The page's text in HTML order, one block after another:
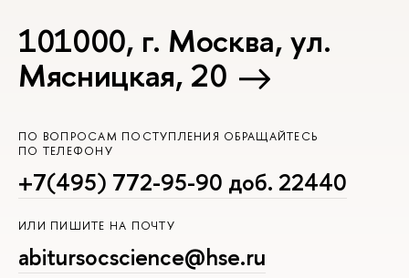
101000, г. Москва, ул.
Мясницкая, 20
ПО ВОПРОСАМ ПОСТУПЛЕНИЯ ОБРАЩАЙТЕСЬ
ПО ТЕЛЕФОНУ
+7(495) 772-95-90 доб. 22440
ИЛИ ПИШИТЕ НА ПОЧТУ
abitursocscience@hse.ru